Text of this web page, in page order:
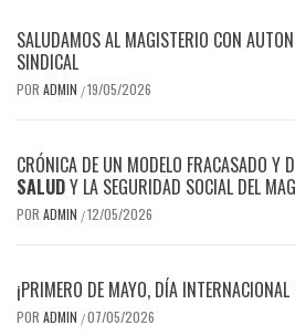
SALUDAMOS AL MAGISTERIO CON
SINDICAL
POR ADMIN /19/05/2026
CRÓNICA DE UN MODELO FRACASADO Y
SALUDY LA SEGURIDAD SOCIAL DEL
POR ADMIN /12/05/2026
¡PRIMERO DE MAYO, DÍA
POR ADMIN /07/05/2026